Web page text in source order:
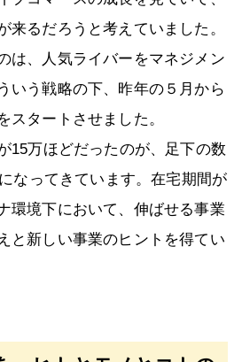
来るだろうと考えていました。
は、人気ライバーをマネジメン
いう戦略の下、昨年の５月から
スタートさせました。
15万ほどだったのが、足下の数
なってきています。在宅期間が
環境下において、伸ばせる事業
と新しい事業のヒントを得てい